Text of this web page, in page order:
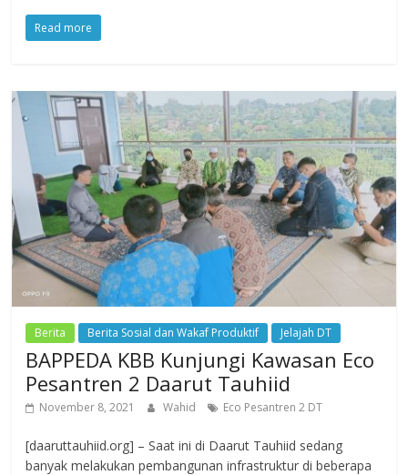
Read more
Berita Berita Sosial dan Wakaf Produktif Jelajah DT
BAPPEDA KBB Kunjungi Kawasan Eco
Pesantren 2 Daarut Tauhiid
November 8, 2021 Wahid Eco Pesantren 2 DT
[daaruttauhiid.org] – Saat ini di Daarut Tauhiid sedang
banyak melakukan pembangunan infrastruktur di beberapa